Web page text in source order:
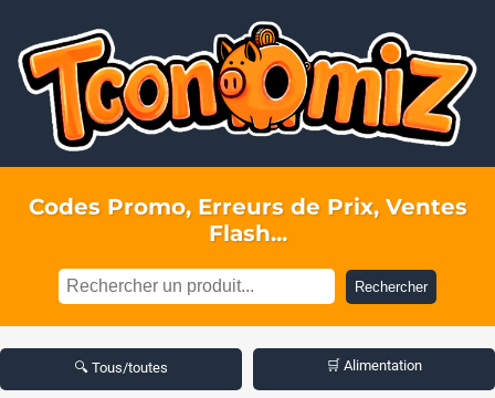
Codes Promo, Erreurs de Prix, Ventes
Flash...
Rechercher
🔍 Tous/toutes 🛒 Alimentation